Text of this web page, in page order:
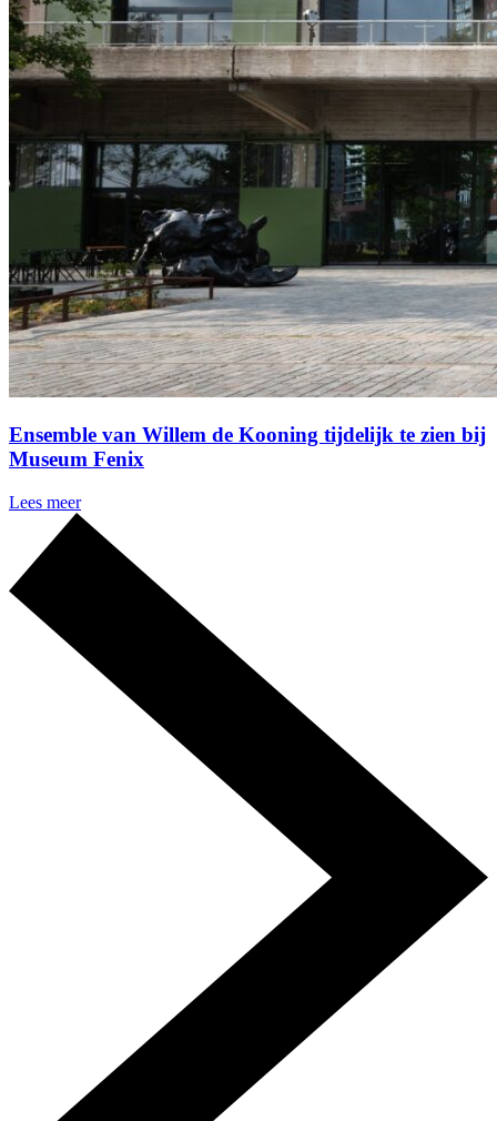
Ensemble van Willem de Kooning tijdelijk te zien bij
Museum Fenix
Lees meer